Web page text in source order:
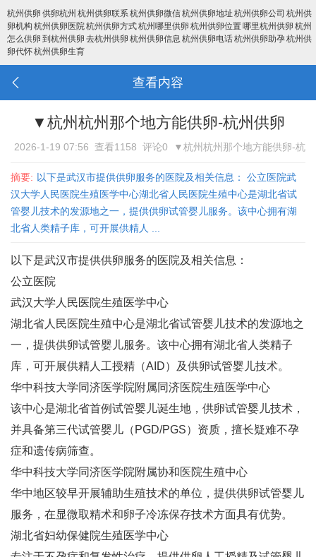
杭州供卵 供卵杭州 杭州供卵联系杭州供卵微信杭州供卵地址 杭州供卵公司 杭州供
卵机构 杭州供卵医院杭州供卵方式杭州哪里供卵 杭州供卵位置哪里杭州供卵 杭州
怎么供卵 到杭州供卵 去杭州供卵 杭州供卵信息 杭州供卵电话杭州供卵助孕杭州供
卵代怀杭州供卵生育
查看内容
▼杭州杭州那个地方能供卵-杭州供卵
2026-1-19 07:56 查看1158 评论0
▼杭州杭州那个地方能供卵-杭
摘要: 以下是武汉市提供供卵服务的医院及相关信息： 公立医院武
汉大学人民医院生殖医学中心‌湖北省人民医院生殖中心是湖北省试
管婴儿技术的发源地之一，提供供卵试管婴儿服务。该中心拥有湖
北省人类精子库，可开展供精人 ...
以下是武汉市提供供卵服务的医院及相关信息：
公立医院
武汉大学人民医院生殖医学中心‌
湖北省人民医院生殖中心是湖北省试管婴儿技术的发源地之
一，提供供卵试管婴儿服务。该中心拥有湖北省人类精子
库，可开展供精人工授精（AID）及供卵试管婴儿技术。
华中科技大学同济医学院附属同济医院生殖医学中心‌
该中心是湖北省首例试管婴儿诞生地，供卵试管婴儿技术，
并具备第三代试管婴儿（PGD/PGS）资质，擅长疑难不孕
症和遗传病筛查‌。
华中科技大学同济医学院附属协和医院生殖中心‌
华中地区较早开展辅助生殖技术的单位，提供供卵试管婴儿
服务，在显微取精术和卵子冷冻保存技术方面具有优势‌。
湖北省妇幼保健院生殖医学中心‌